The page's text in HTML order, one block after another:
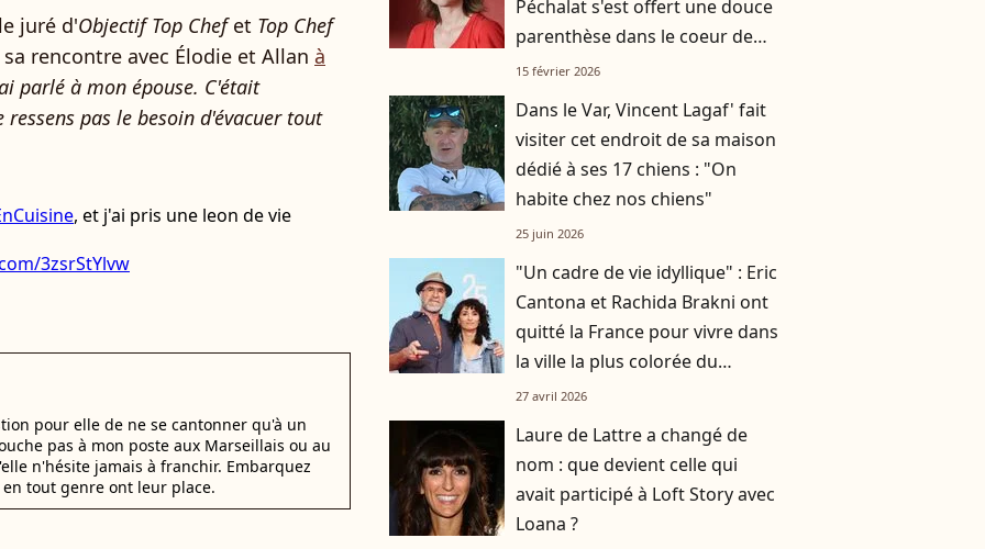
juré d'Objectif Top Chefet Top Chef
rencontre avec Élodie et Allan à
parlé à mon épouse. C'était
pas le besoin d'évacuer tout
, et j'ai pris une leon de vie
3zsrStYlvw
pour elle de ne se cantonner qu'à un
pas à mon poste aux Marseillais ou au
n'hésite jamais à franchir. Embarquez
tout genre ont leur place.
Péchalat s'est offert une douce
parenthèse dans le coeur de
Milan
15 février 2026
Dans le Var, Vincent Lagaf' fait
visiter cet endroit de sa maison
dédié à ses 17 chiens : "On
habite chez nos chiens"
25 juin 2026
"Un cadre de vie idyllique" : Eric
Cantona et Rachida Brakni ont
quitté la France pour vivre dans
la ville la plus colorée du
monde
27 avril 2026
Laure de Lattre a changé de
nom : que devient celle qui
avait participé à Loft Story avec
Loana ?